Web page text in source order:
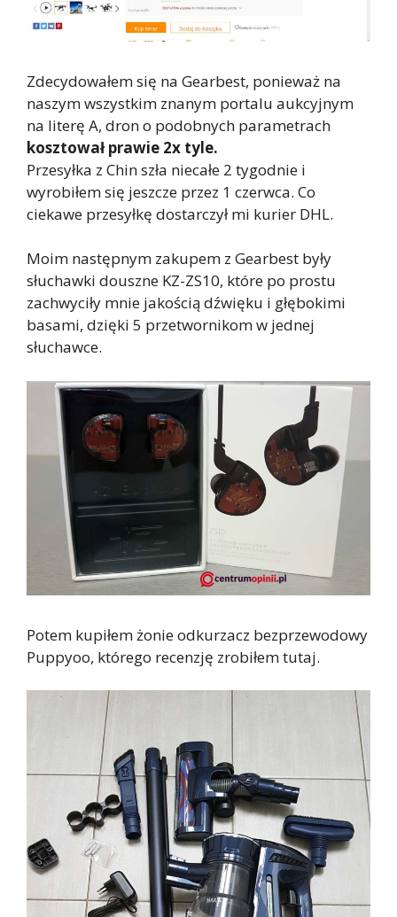
Zdecydowałem się na Gearbest, ponieważ na
naszym wszystkim znanym portalu aukcyjnym
na literę A, dron o podobnych parametrach
kosztował prawie 2x tyle.
Przesyłka z Chin szła niecałe 2 tygodnie i
wyrobiłem się jeszcze przez 1 czerwca. Co
ciekawe przesyłkę dostarczył mi kurier DHL.
Moim następnym zakupem z Gearbest były
słuchawki douszne KZ-ZS10, które po prostu
zachwyciły mnie jakością dźwięku i głębokimi
basami, dzięki 5 przetwornikom w jednej
słuchawce.
Potem kupiłem żonie odkurzacz bezprzewodowy
Puppyoo, którego recenzję zrobiłem tutaj.